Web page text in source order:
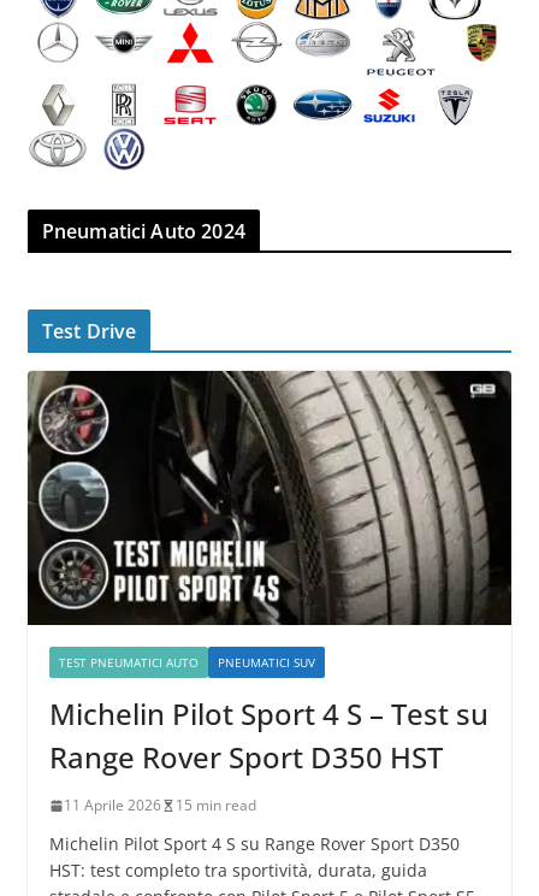
Pneumatici Auto 2024
Test Drive
TEST PNEUMATICI AUTO PNEUMATICI SUV
Michelin Pilot Sport 4 S – Test su
Range Rover Sport D350 HST
11 Aprile 2026 15 min read
Michelin Pilot Sport 4 S su Range Rover Sport D350
HST: test completo tra sportività, durata, guida